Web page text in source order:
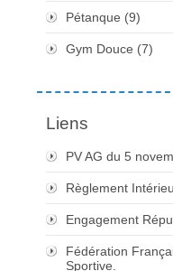
Pétanque (9)
Gym Douce (7)
Liens
PV AG du 5
Règlement
Engagement
Fédération
Sportive.